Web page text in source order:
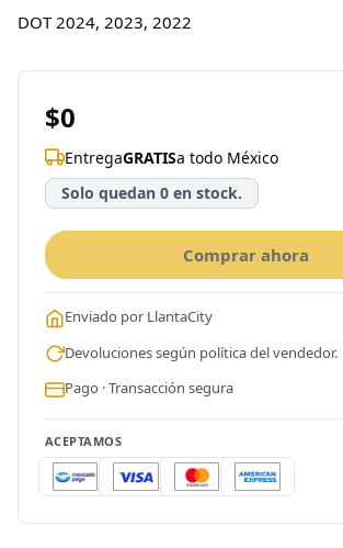
DOT 2024, 2023, 2022
$0
EntregaGRATISa todo México
Solo quedan 0 en stock.
Comprar ahora
Enviado por LlantaCity
Devoluciones según política del vendedor.
Pago · Transacción segura
ACEPTAMOS